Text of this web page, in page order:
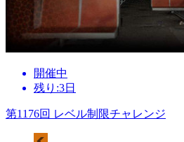
開催中
残り:3日
第1176回 レベル制限チャレンジ